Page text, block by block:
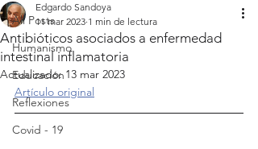
All Posts
Humanismo
Educación
Reflexiones
Covid - 19
Antibióticos asociados a enfermedad
intestinal inflamatoria
Edgardo Sandoya
11 mar 2023 1 min de lectura
Actualizado:13 mar 2023
Artículo original